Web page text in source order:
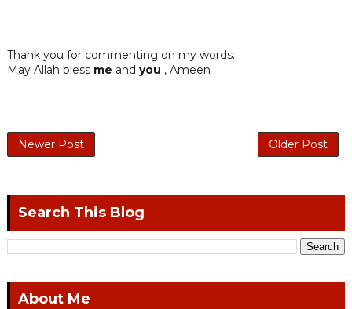
Thank you for commenting on my words.
May Allah bless me and you , Ameen
Newer Post Older Post
Search This Blog
About Me